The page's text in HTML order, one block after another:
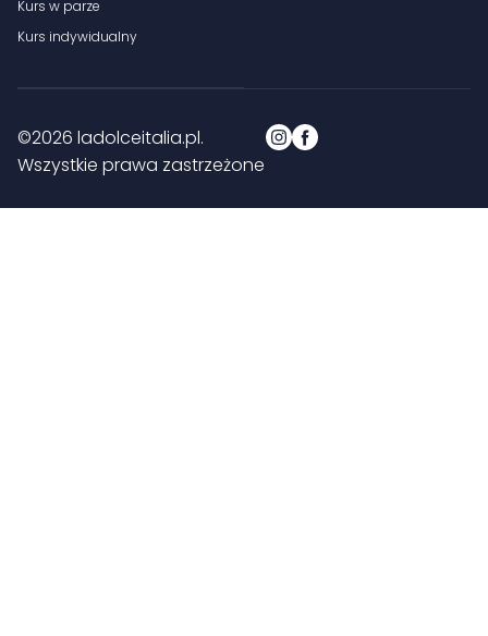
Kurs w parze
Kurs indywidualny
©2026 ladolceitalia.pl.
Wszystkie prawa zastrzeżone